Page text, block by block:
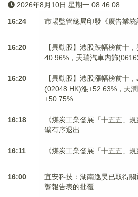
2026年8月10日 星期一 08:46:08
16:24 市場監管總局印發《廣告業統
16:20
【異動股】港股跌幅榜前十
40.96%，天瑞汽車内飾
16:20
【異動股】港股漲幅榜前十
(02048.HK)漲+52.63%，天
+50.75%
16:18
《煤炭工業發展「十五五」
礦有序退出
16:11 《煤炭工業發展「十五五」
16:00
宜安科技：湖南逸昊已取得
響報告表的批覆